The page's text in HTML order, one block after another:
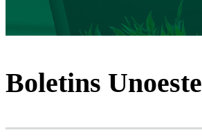
Boletins Unoeste